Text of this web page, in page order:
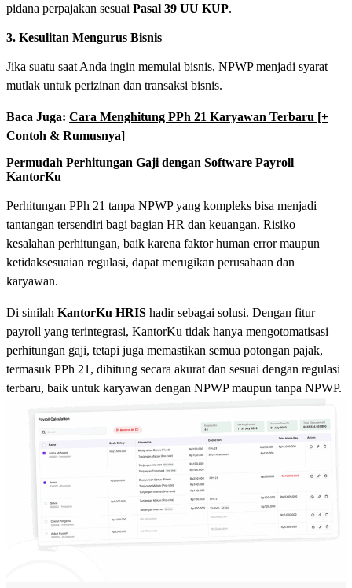
pidana perpajakan sesuai Pasal 39 UU KUP.
3. Kesulitan Mengurus Bisnis
Jika suatu saat Anda ingin memulai bisnis, NPWP menjadi syarat
mutlak untuk perizinan dan transaksi bisnis.
Baca Juga: Cara Menghitung PPh 21 Karyawan Terbaru [+
Contoh & Rumusnya]
Permudah Perhitungan Gaji dengan Software Payroll
KantorKu
Perhitungan PPh 21 tanpa NPWP yang kompleks bisa menjadi
tantangan tersendiri bagi bagian HR dan keuangan. Risiko
kesalahan perhitungan, baik karena faktor human error maupun
ketidaksesuaian regulasi, dapat merugikan perusahaan dan
karyawan.
Di sinilah KantorKu HRIS hadir sebagai solusi. Dengan fitur
payroll yang terintegrasi, KantorKu tidak hanya mengotomatisasi
perhitungan gaji, tetapi juga memastikan semua potongan pajak,
termasuk PPh 21, dihitung secara akurat dan sesuai dengan regulasi
terbaru, baik untuk karyawan dengan NPWP maupun tanpa NPWP.